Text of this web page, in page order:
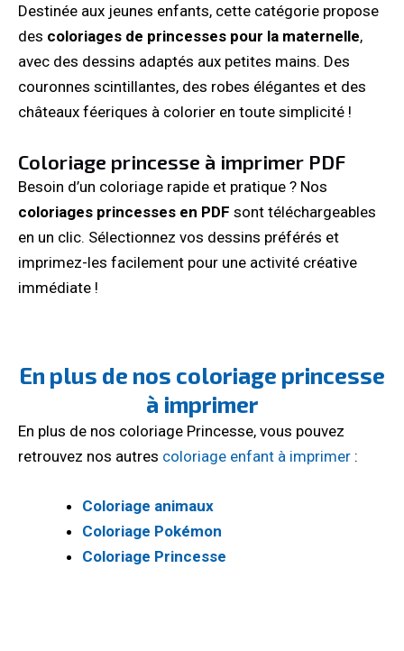
Destinée aux jeunes enfants, cette catégorie propose
des coloriages de princesses pour la maternelle,
avec des dessins adaptés aux petites mains. Des
couronnes scintillantes, des robes élégantes et des
châteaux féeriques à colorier en toute simplicité !
Coloriage princesse à imprimer PDF
Besoin d’un coloriage rapide et pratique ? Nos
coloriages princesses en PDF sont téléchargeables
en un clic. Sélectionnez vos dessins préférés et
imprimez-les facilement pour une activité créative
immédiate !
En plus de nos coloriage princesse
à imprimer
En plus de nos coloriage Princesse, vous pouvez
retrouvez nos autres coloriage enfant à imprimer :
Coloriage animaux
Coloriage Pokémon
Coloriage Princesse